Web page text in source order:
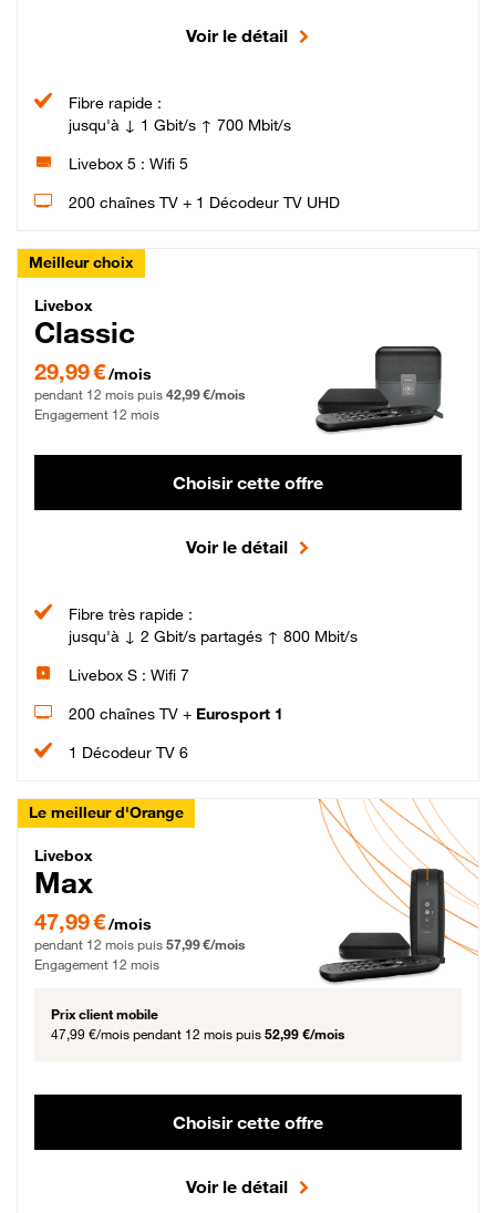
Voir le détail
Fibre rapide :
jusqu'à ↓ 1 Gbit/s ↑ 700 Mbit/s
Livebox 5 : Wifi 5
200 chaînes TV + 1 Décodeur TV UHD
Meilleur choix
Livebox Classic Fibre
Livebox
Classic
29,99 € par mois pendant 12 mois puis 42,99 € par mois, Engagement 12 mois
29,99 €/mois
pendant 12 mois puis 42,99 €/mois
Engagement 12 mois
Choisir cette offre
Voir le détail
Fibre très rapide :
jusqu'à ↓ 2 Gbit/s partagés ↑ 800 Mbit/s
Livebox S : Wifi 7
200 chaînes TV + Eurosport 1
1 Décodeur TV 6
Le meilleur d'Orange
Livebox Max Fibre
Livebox
Max
47,99 € par mois pendant 12 mois puis 57,99 € par mois, Engagement 12 mois
47,99 €/mois
pendant 12 mois puis 57,99 €/mois
Engagement 12 mois
Prix client mobile
47,99 €/mois pendant 12 mois puis 52,99 €/mois
Choisir cette offre
Voir le détail